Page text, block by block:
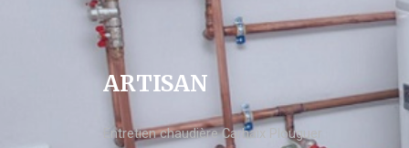
ARTISAN
Entretien chaudière Carhaix Plouguer